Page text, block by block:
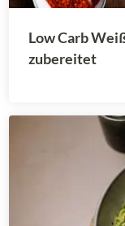
Low Carb
zubereitet